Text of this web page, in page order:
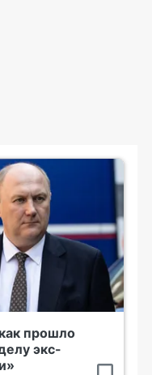
прошло
экс-